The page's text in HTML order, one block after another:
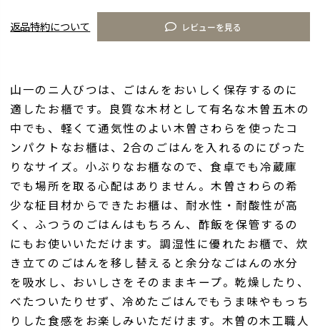
レビューを見る
返品特約について
山一のニ人びつは、ごはんをおいしく保存するのに
適したお櫃です。良質な木材として有名な木曽五木の
中でも、軽くて通気性のよい木曽さわらを使ったコ
ンパクトなお櫃は、2合のごはんを入れるのにぴった
りなサイズ。小ぶりなお櫃なので、食卓でも冷蔵庫
でも場所を取る心配はありません。木曽さわらの希
少な柾目材からできたお櫃は、耐水性・耐酸性が高
く、ふつうのごはんはもちろん、酢飯を保管するの
にもお使いいただけます。調湿性に優れたお櫃で、炊
き立てのごはんを移し替えると余分なごはんの水分
を吸水し、おいしさをそのままキープ。乾燥したり、
べたついたりせず、冷めたごはんでもうま味やもっち
りした食感をお楽しみいただけます。木曽の木工職人